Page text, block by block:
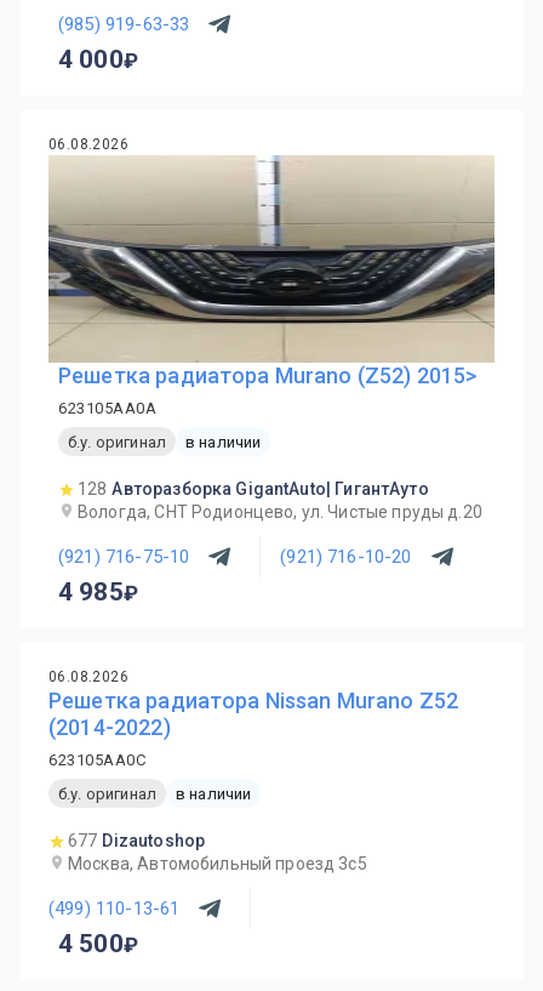
(985) 919-63-33
4 000
06.08.2026
Решетка радиатора Murano (Z52) 2015>
623105AA0A
б.у. оригинал
в наличии
128 Авторазборка GigantAuto| ГигантАуто
Вологда, СНТ Родионцево, ул. Чистые пруды д.20
(921) 716-75-10 (921) 716-10-20
4 985
06.08.2026
Решетка радиатора Nissan Murano Z52
(2014-2022)
623105AA0C
б.у. оригинал
в наличии
677 Dizautoshop
Москва, Автомобильный проезд 3с5
(499) 110-13-61
4 500